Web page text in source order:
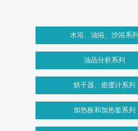
水浴、油浴、沙浴系列
油品分析系列
烘干器、密度计系列
加热板和加热套系列